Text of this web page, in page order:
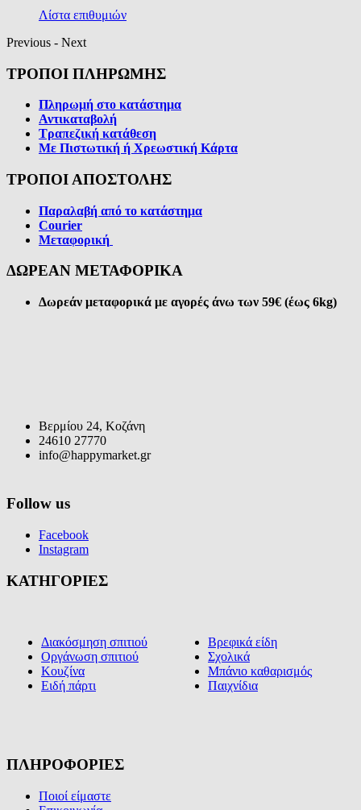
Λίστα επιθυμιών
Previous - Next
ΤΡΟΠΟΙ ΠΛΗΡΩΜΗΣ
Πληρωμή στο κατάστημα
Αντικαταβολή
Τραπεζική κατάθεση
Με Πιστωτική ή Χρεωστική Κάρτα
ΤΡΟΠΟΙ ΑΠΟΣΤΟΛΗΣ
Παραλαβή από το κατάστημα
Courier
Μεταφορική
ΔΩΡΕΑΝ ΜΕΤΑΦΟΡΙΚΑ
Δωρεάν μεταφορικά με αγορές άνω των 59€ (έως 6kg)
Βερμίου 24, Κοζάνη
24610 27770
info@happymarket.gr
Follow us
Facebook
Instagram
ΚΑΤΗΓΟΡΙΕΣ
Διακόσμηση σπιτιού
Οργάνωση σπιτιού
Κουζίνα
Ειδή πάρτι
Βρεφικά είδη
Σχολικά
Μπάνιο καθαρισμός
Παιχνίδια
ΠΛΗΡΟΦΟΡΙΕΣ
Ποιοί είμαστε